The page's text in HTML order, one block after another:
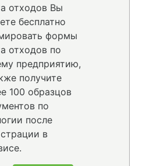
отходов Вы
бесплатно
формы
отходов по
предприятию,
получите
100 образцов
по
после
в